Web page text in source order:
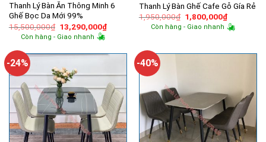
Thanh Lý Bàn Ăn Thông Minh 6
Ghế Bọc Da Mới 99%
15,500,000₫ Giá
gốc
là:
13,290,000₫Giá
hiện
13,290,000₫.
Còn hàng - Giao nhanh
Thanh Lý Bàn Ghế Cafe Gỗ Gía Rẻ
1,950,000₫ Giá
gốc
là:
1,800,000₫Giá
hiện
tại
Còn hàng - Giao nhanh
-24% -40%